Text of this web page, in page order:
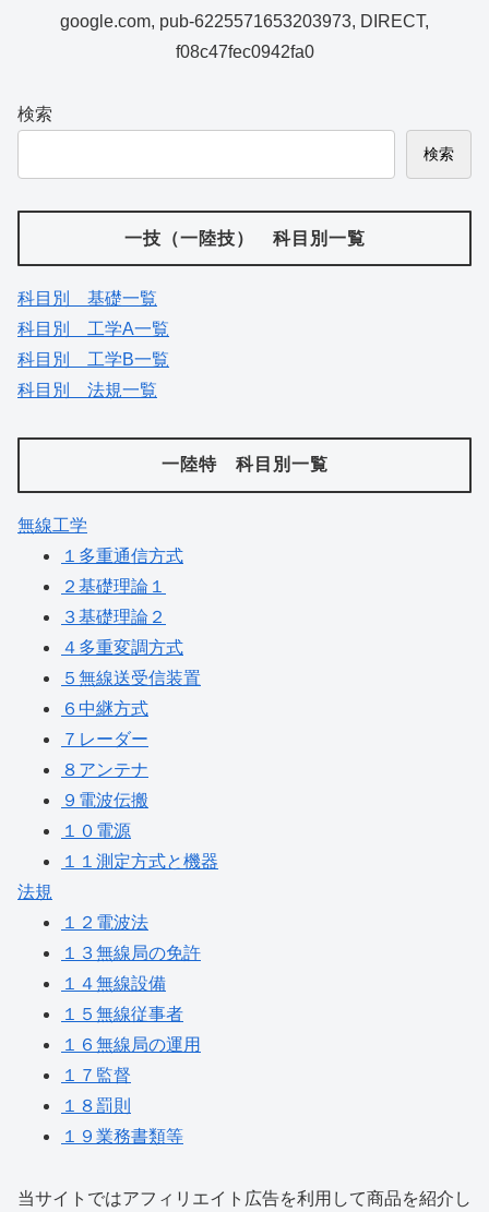
google.com, pub-6225571653203973, DIRECT,
f08c47fec0942fa0
検索
検索
一技（一陸技） 科目別一覧
科目別 基礎一覧
科目別 工学A一覧
科目別 工学B一覧
科目別 法規一覧
一陸特 科目別一覧
無線工学
１多重通信方式
２基礎理論１
３基礎理論２
４多重変調方式
５無線送受信装置
６中継方式
７レーダー
８アンテナ
９電波伝搬
１０電源
１１測定方式と機器
法規
１２電波法
１３無線局の免許
１４無線設備
１５無線従事者
１６無線局の運用
１７監督
１８罰則
１９業務書類等
当サイトではアフィリエイト広告を利用して商品を紹介し